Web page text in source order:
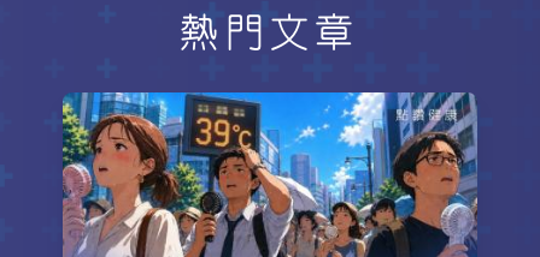
熱門文章